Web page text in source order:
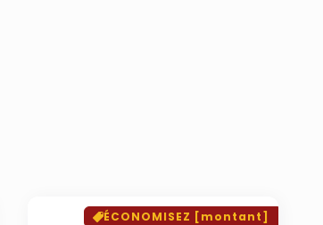
ÉCONOMISEZ [montant]